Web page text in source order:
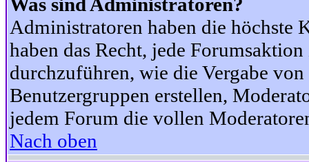
Administratoren haben die höchste
haben das Recht, jede
durchzuführen, wie die Vergabe
Benutzergruppen erstellen,
jedem Forum die vollen
Nach oben